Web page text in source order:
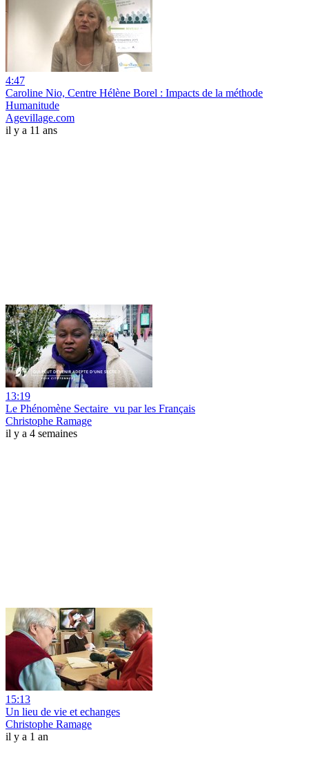
4:47
Caroline Nio, Centre Hélène Borel : Impacts de la méthode
Humanitude
Agevillage.com
il y a 11 ans
13:19
Le Phénomène Sectaire_vu par les Français
Christophe Ramage
il y a 4 semaines
15:13
Un lieu de vie et echanges
Christophe Ramage
il y a 1 an